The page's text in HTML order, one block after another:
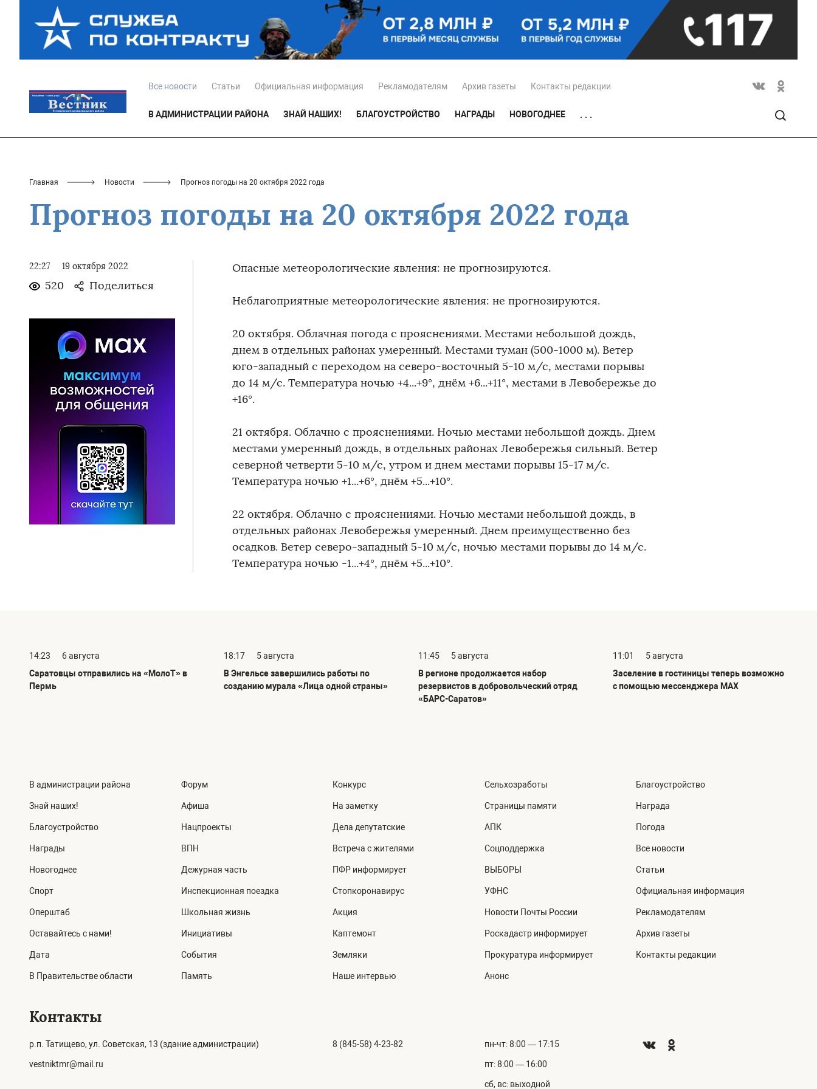
Все новости Статьи Официальная информация Рекламодателям Архив газеты Контакты редакции
В АДМИНИСТРАЦИИ РАЙОНА ЗНАЙ НАШИХ! БЛАГОУСТРОЙСТВО НАГРАДЫ НОВОГОДНЕЕ . . .
Главная Новости Прогноз погоды на 20 октября 2022 года
Прогноз погоды на 20 октября 2022 года
22:27 19 октября 2022
520 Поделиться
Опасные метеорологические явления: не прогнозируются.
Неблагоприятные метеорологические явления: не прогнозируются.
20 октября. Облачная погода с прояснениями. Местами небольшой дождь,
днем в отдельных районах умеренный. Местами туман (500-1000 м). Ветер
юго-западный с переходом на северо-восточный 5-10 м/с, местами порывы
до 14 м/с. Температура ночью +4...+9°, днём +6...+11°, местами в Левобережье до
+16°.
21 октября. Облачно с прояснениями. Ночью местами небольшой дождь. Днем
местами умеренный дождь, в отдельных районах Левобережья сильный. Ветер
северной четверти 5-10 м/с, утром и днем местами порывы 15-17 м/с.
Температура ночью +1...+6°, днём +5...+10°.
22 октября. Облачно с прояснениями. Ночью местами небольшой дождь, в
отдельных районах Левобережья умеренный. Днем преимущественно без
осадков. Ветер северо-западный 5-10 м/с, ночью местами порывы до 14 м/с.
Температура ночью -1...+4°, днём +5...+10°.
14:23
6 августа
Саратовцы отправились на «МолоТ» в
Пермь
18:17
5 августа
В Энгельсе завершились работы по
созданию мурала «Лица одной страны»
11:45
5 августа
В регионе продолжается набор
резервистов в добровольческий отряд
«БАРС-Саратов»
11:01
5 августа
Заселение в гостиницы теперь возможно
с помощью мессенджера MAX
В администрации района
Знай наших!
Благоустройство
Награды
Новогоднее
Спорт
Оперштаб
Оставайтесь с нами!
Дата
В Правительстве области
Форум
Афиша
Нацпроекты
ВПН
Дежурная часть
Инспекционная поездка
Школьная жизнь
Инициативы
События
Память
Конкурс
На заметку
Дела депутатские
Встреча с жителями
ПФР информирует
Стопкоронавирус
Акция
Каптемонт
Земляки
Наше интервью
Сельхозработы
Страницы памяти
АПК
Соцподдержка
ВЫБОРЫ
УФНС
Новости Почты России
Роскадастр информирует
Прокуратура информирует
Анонс
Благоустройство
Награда
Погода
Все новости
Статьи
Официальная информация
Рекламодателям
Архив газеты
Контакты редакции
Контакты
р.п. Татищево, ул. Советская, 13 (здание администрации)
vestniktmr@mail.ru
8 (845-58) 4-23-82 пн-чт: 8:00 — 17:15
пт: 8:00 — 16:00
сб, вс: выходной